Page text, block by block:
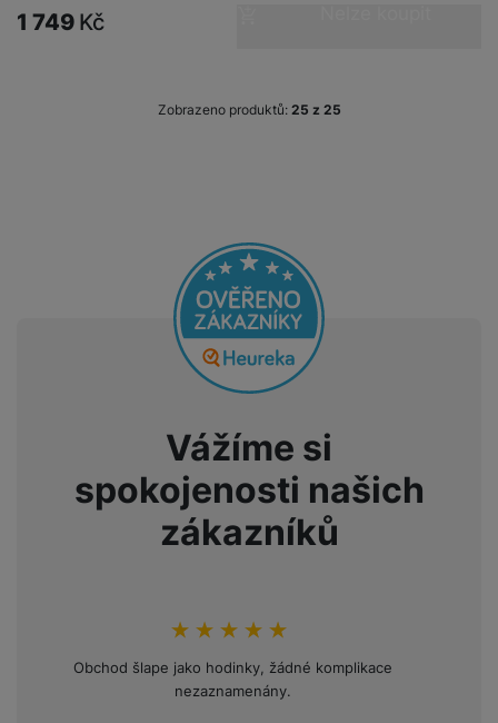
1 749 Kč
Zobrazeno produktů: z 25
Vážíme si
spokojenosti našich
zákazníků
hodnoceni_zakazniku
100 %
Obchod šlape jako hodinky, žádné komplikace
nezaznamenány.